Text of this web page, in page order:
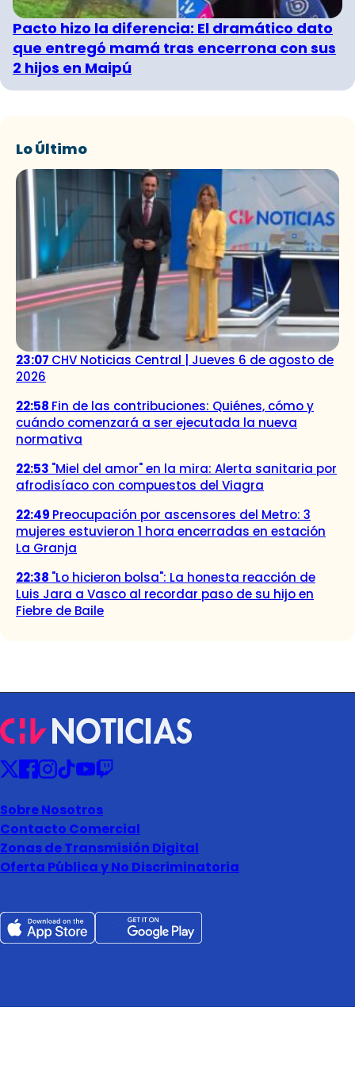
Pacto hizo la diferencia: El dramático dato
que entregó mamá tras encerrona con sus
2 hijos en Maipú
Lo Último
23:07 CHV Noticias Central | Jueves 6 de agosto de
2026
22:58 Fin de las contribuciones: Quiénes, cómo y
cuándo comenzará a ser ejecutada la nueva
normativa
22:53 "Miel del amor" en la mira: Alerta sanitaria por
afrodisíaco con compuestos del Viagra
22:49 Preocupación por ascensores del Metro: 3
mujeres estuvieron 1 hora encerradas en estación
La Granja
22:38 "Lo hicieron bolsa": La honesta reacción de
Luis Jara a Vasco al recordar paso de su hijo en
Fiebre de Baile
Sobre Nosotros
Contacto Comercial
Zonas de Transmisión Digital
Oferta Pública y No Discriminatoria